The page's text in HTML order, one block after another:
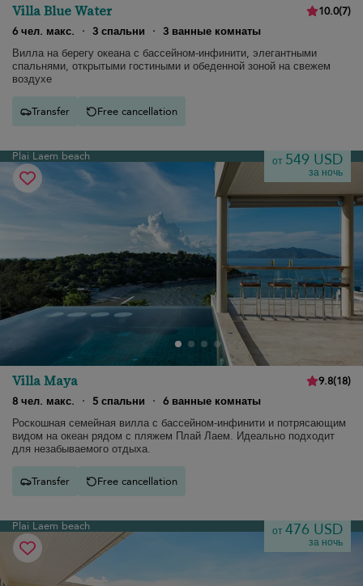
Villa Blue Water 10.0(7)
6 чел. макс.
· 3 спальни · 3 ванные комнаты
Вилла на берегу океана с бассейном-инфинити, элегантными
спальнями, открытыми гостиными и обеденной зоной на свежем
воздухе
Transfer Free cancellation
Plai Laem beach от 549 USD
за ночь
Villa Maya 9.8(18)
8 чел. макс.
· 5 спальни · 6 ванные комнаты
Роскошная семейная вилла с бассейном-инфинити и потрясающим
видом на океан рядом с пляжем Плай Лаем. Идеально подходит
для незабываемого отдыха.
Transfer Free cancellation
Plai Laem beach от476 USD
за ночь